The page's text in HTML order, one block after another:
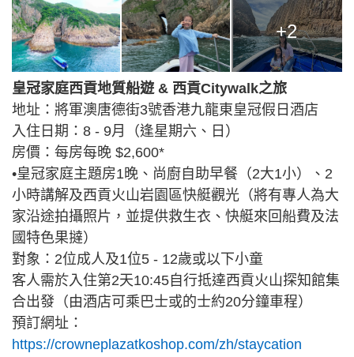
+2
皇冠家庭西貢地質船遊 & 西貢Citywalk之旅
地址：將軍澳唐德街3號香港九龍東皇冠假日酒店
入住日期：8 - 9月（逢星期六、日）
房價：每房每晚 $2,600*
•皇冠家庭主題房1晚、尚廚自助早餐（2大1小）、2
小時講解及西貢火山岩園區快艇觀光（將有專人為大
家沿途拍攝照片，並提供救生衣、快艇來回船費及法
國特色果撻）
對象：2位成人及1位5 - 12歲或以下小童
客人需於入住第2天10:45自行抵達西貢火山探知館集
合出發（由酒店可乘巴士或的士約20分鐘車程）
預訂網址：
https://crowneplazatkoshop.com/zh/staycation